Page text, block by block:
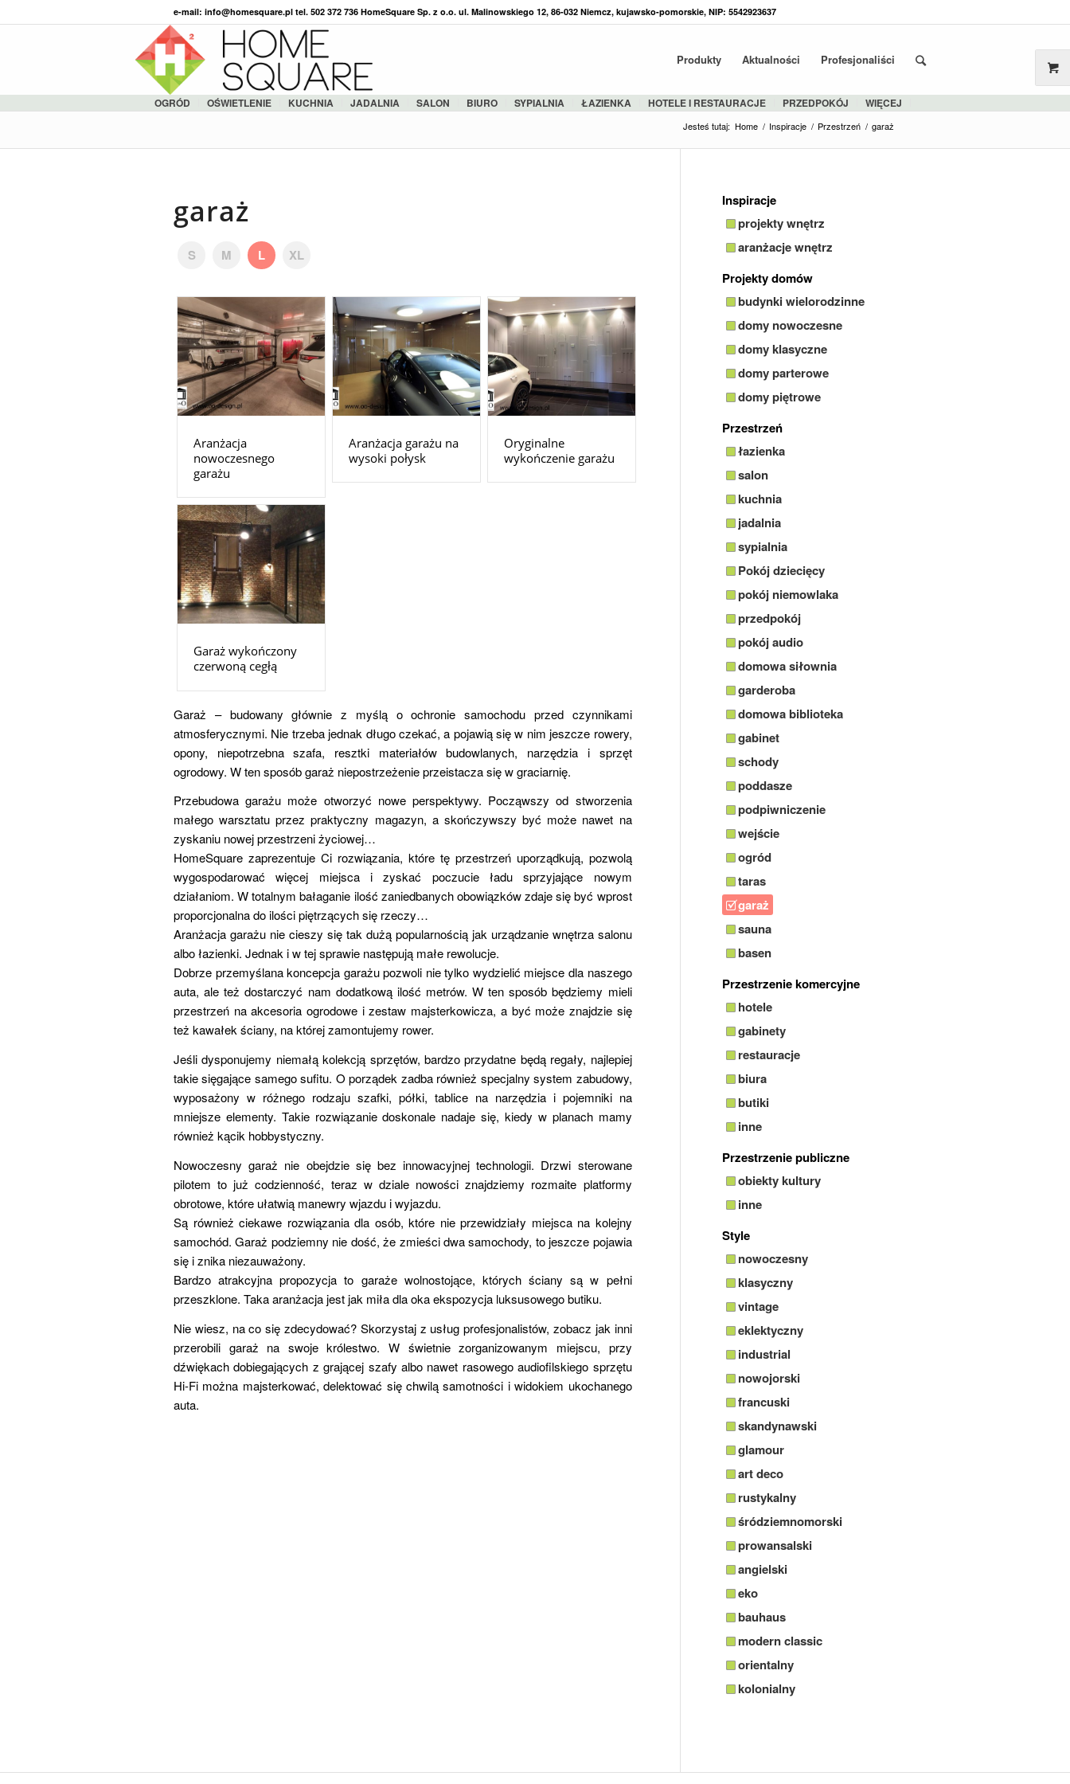
e-mail: info@homesquare.pl tel. 502 372 736 HomeSquare Sp. z o.o. ul. Malinowskiego 12, 86-032 Niemcz, kujawsko-pomorskie, NIP: 5542923637
Produkty Aktualności Profesjonaliści
OGRÓD OŚWIETLENIE KUCHNIA JADALNIA SALON BIURO SYPIALNIA ŁAZIENKA HOTELE I RESTAURACJE PRZEDPOKÓJ WIĘCEJ
Jesteś tutaj: Home / Inspiracje / Przestrzeń / garaż
garaż
S M L XL
Aranżacja
nowoczesnego
garażu
Aranżacja garażu na
wysoki połysk
Oryginalne
wykończenie garażu
Garaż wykończony
czerwoną cegłą
Garaż – budowany głównie z myślą o ochronie samochodu przed czynnikami
atmosferycznymi. Nie trzeba jednak długo czekać, a pojawią się w nim jeszcze rowery,
opony, niepotrzebna szafa, resztki materiałów budowlanych, narzędzia i sprzęt
ogrodowy. W ten sposób garaż niepostrzeżenie przeistacza się w graciarnię.
Przebudowa garażu może otworzyć nowe perspektywy. Począwszy od stworzenia
małego warsztatu przez praktyczny magazyn, a skończywszy być może nawet na
zyskaniu nowej przestrzeni życiowej…
HomeSquare zaprezentuje Ci rozwiązania, które tę przestrzeń uporządkują, pozwolą
wygospodarować więcej miejsca i zyskać poczucie ładu sprzyjające nowym
działaniom. W totalnym bałaganie ilość zaniedbanych obowiązków zdaje się być wprost
proporcjonalna do ilości piętrzących się rzeczy…
Aranżacja garażu nie cieszy się tak dużą popularnością jak urządzanie wnętrza salonu
albo łazienki. Jednak i w tej sprawie następują małe rewolucje.
Dobrze przemyślana koncepcja garażu pozwoli nie tylko wydzielić miejsce dla naszego
auta, ale też dostarczyć nam dodatkową ilość metrów. W ten sposób będziemy mieli
przestrzeń na akcesoria ogrodowe i zestaw majsterkowicza, a być może znajdzie się
też kawałek ściany, na której zamontujemy rower.
Jeśli dysponujemy niemałą kolekcją sprzętów, bardzo przydatne będą regały, najlepiej
takie sięgające samego sufitu. O porządek zadba również specjalny system zabudowy,
wyposażony w różnego rodzaju szafki, półki, tablice na narzędzia i pojemniki na
mniejsze elementy. Takie rozwiązanie doskonale nadaje się, kiedy w planach mamy
również kącik hobbystyczny.
Nowoczesny garaż nie obejdzie się bez innowacyjnej technologii. Drzwi sterowane
pilotem to już codzienność, teraz w dziale nowości znajdziemy rozmaite platformy
obrotowe, które ułatwią manewry wjazdu i wyjazdu.
Są również ciekawe rozwiązania dla osób, które nie przewidziały miejsca na kolejny
samochód. Garaż podziemny nie dość, że zmieści dwa samochody, to jeszcze pojawia
się i znika niezauważony.
Bardzo atrakcyjna propozycja to garaże wolnostojące, których ściany są w pełni
przeszklone. Taka aranżacja jest jak miła dla oka ekspozycja luksusowego butiku.
Nie wiesz, na co się zdecydować? Skorzystaj z usług profesjonalistów, zobacz jak inni
przerobili garaż na swoje królestwo. W świetnie zorganizowanym miejscu, przy
dźwiękach dobiegających z grającej szafy albo nawet rasowego audiofilskiego sprzętu
Hi-Fi można majsterkować, delektować się chwilą samotności i widokiem ukochanego
auta.
Inspiracje
projekty wnętrz
aranżacje wnętrz
Projekty domów
budynki wielorodzinne
domy nowoczesne
domy klasyczne
domy parterowe
domy piętrowe
Przestrzeń
łazienka
salon
kuchnia
jadalnia
sypialnia
Pokój dziecięcy
pokój niemowlaka
przedpokój
pokój audio
domowa siłownia
garderoba
domowa biblioteka
gabinet
schody
poddasze
podpiwniczenie
wejście
ogród
taras
garaż
sauna
basen
Przestrzenie komercyjne
hotele
gabinety
restauracje
biura
butiki
inne
Przestrzenie publiczne
obiekty kultury
inne
Style
nowoczesny
klasyczny
vintage
eklektyczny
industrial
nowojorski
francuski
skandynawski
glamour
art deco
rustykalny
śródziemnomorski
prowansalski
angielski
eko
bauhaus
modern classic
orientalny
kolonialny